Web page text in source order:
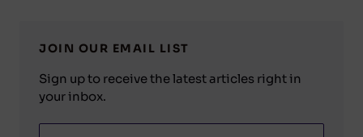
JOIN OUR EMAIL LIST
Sign up to receive the latest articles right in
your inbox.